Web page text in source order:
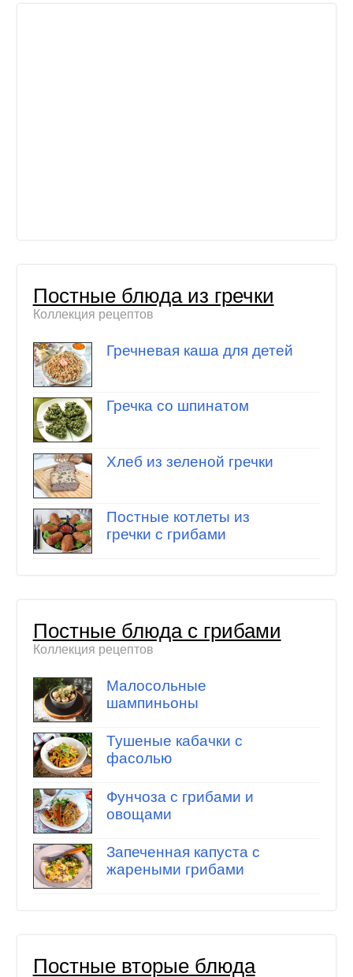
Постные блюда из гречки
Коллекция рецептов
Гречневая каша для детей
Гречка со шпинатом
Хлеб из зеленой гречки
Постные котлеты из
гречки с грибами
Постные блюда с грибами
Коллекция рецептов
Малосольные
шампиньоны
Тушеные кабачки с
фасолью
Фунчоза с грибами и
овощами
Запеченная капуста с
жареными грибами
Постные вторые блюда